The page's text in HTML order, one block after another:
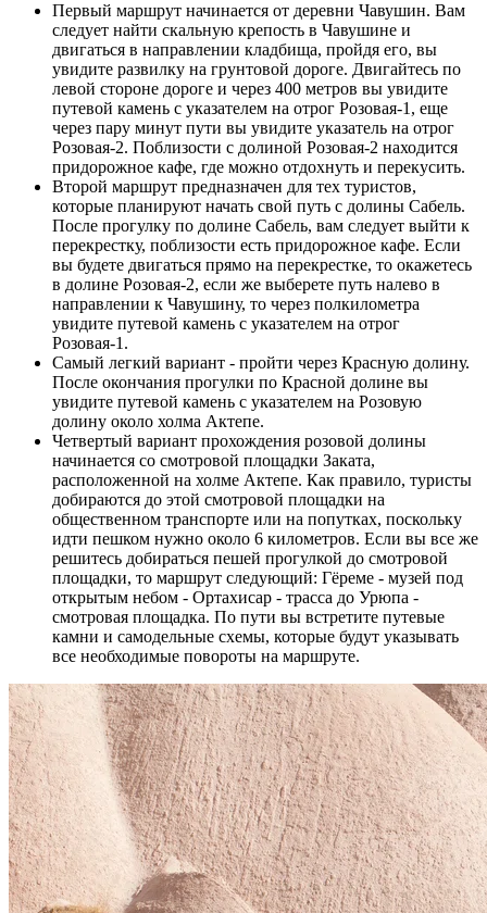
Первый маршрут начинается от деревни Чавушин. Вам
следует найти скальную крепость в Чавушине и
двигаться в направлении кладбища, пройдя его, вы
увидите развилку на грунтовой дороге. Двигайтесь по
левой стороне дороге и через 400 метров вы увидите
путевой камень с указателем на отрог Розовая-1, еще
через пару минут пути вы увидите указатель на отрог
Розовая-2. Поблизости с долиной Розовая-2 находится
придорожное кафе, где можно отдохнуть и перекусить.
Второй маршрут предназначен для тех туристов,
которые планируют начать свой путь с долины Сабель.
После прогулку по долине Сабель, вам следует выйти к
перекрестку, поблизости есть придорожное кафе. Если
вы будете двигаться прямо на перекрестке, то окажетесь
в долине Розовая-2, если же выберете путь налево в
направлении к Чавушину, то через полкилометра
увидите путевой камень с указателем на отрог
Розовая-1.
Самый легкий вариант - пройти через Красную долину.
После окончания прогулки по Красной долине вы
увидите путевой камень с указателем на Розовую
долину около холма Актепе.
Четвертый вариант прохождения розовой долины
начинается со смотровой площадки Заката,
расположенной на холме Актепе. Как правило, туристы
добираются до этой смотровой площадки на
общественном транспорте или на попутках, поскольку
идти пешком нужно около 6 километров. Если вы все же
решитесь добираться пешей прогулкой до смотровой
площадки, то маршрут следующий: Гёреме - музей под
открытым небом - Ортахисар - трасса до Урюпа -
смотровая площадка. По пути вы встретите путевые
камни и самодельные схемы, которые будут указывать
все необходимые повороты на маршруте.